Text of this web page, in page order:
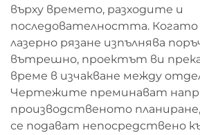
върху времето, разходите и
последователността. Когато
лазерно рязане изпълнява
вътрешно, проектът ви
време в изчакване между
Чертежите преминават
производственото
се подават непосредствено